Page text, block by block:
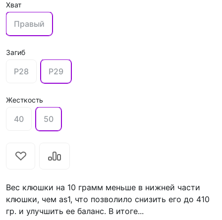
Хват
Правый
Загиб
P28 P29
Жесткость
40 50
Вес клюшки на 10 грамм меньше в нижней части
клюшки, чем as1, что позволило снизить его до 410
гр. и улучшить ее баланс. В итоге...